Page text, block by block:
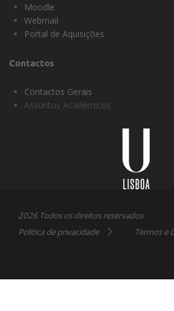
Moodle
Webmail
Portal de Aquisições
Contactos
Contactos Gerais
Assuntos Académicos
2026 Todos os direitos reservados
Politica de privacidade
Termos e